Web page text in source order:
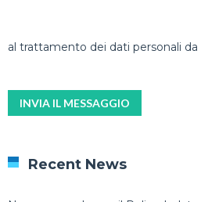
al trattamento dei dati personali da
Recent News